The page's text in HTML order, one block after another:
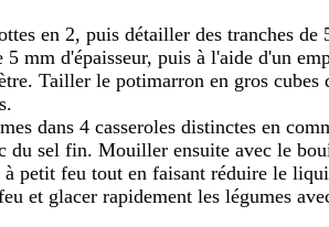
en 2, puis détailler des tranches
5 mm d'épaisseur, puis à l'aide d'un
Tailler le potimarron en gros cubes
dans 4 casseroles distinctes en
du sel fin. Mouiller ensuite avec le
à petit feu tout en faisant réduire le
et glacer rapidement les légumes